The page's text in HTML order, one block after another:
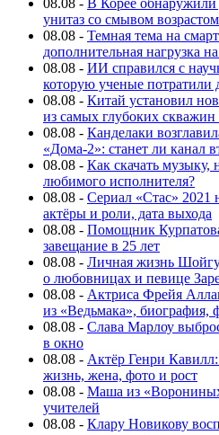
08.08 - В Корее
унитаз со смывом
08.08 - Темная тема на
дополнительная нагрузка
08.08 - ИИ справился с
которую ученые потратили
08.08 - Китай установил
из самых глубоких
08.08 - Канделаки
«Дома-2»: станет ли канал
08.08 - Как скачать музыку,
любимого исполнителя?
08.08 - Сериал «Стас»
актёры и роли, дата выхода
08.08 - Помощник
завещание в 25 лет
08.08 - Личная жизнь
о любовницах и певице
08.08 - Актриса Фрейя
из «Ведьмака», биография,
08.08 - Слава Марлоу
в окно
08.08 - Актёр Генри
жизнь, жена, фото и рост
08.08 - Маша из
учителей
08.08 - Клару Новикову